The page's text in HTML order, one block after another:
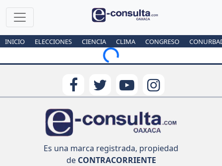
INICIO ELECCIONES CIENCIA CLIMA CONGRESO
Loading...
Es una marca registrada, propiedad
deCONTRACORRIENTE